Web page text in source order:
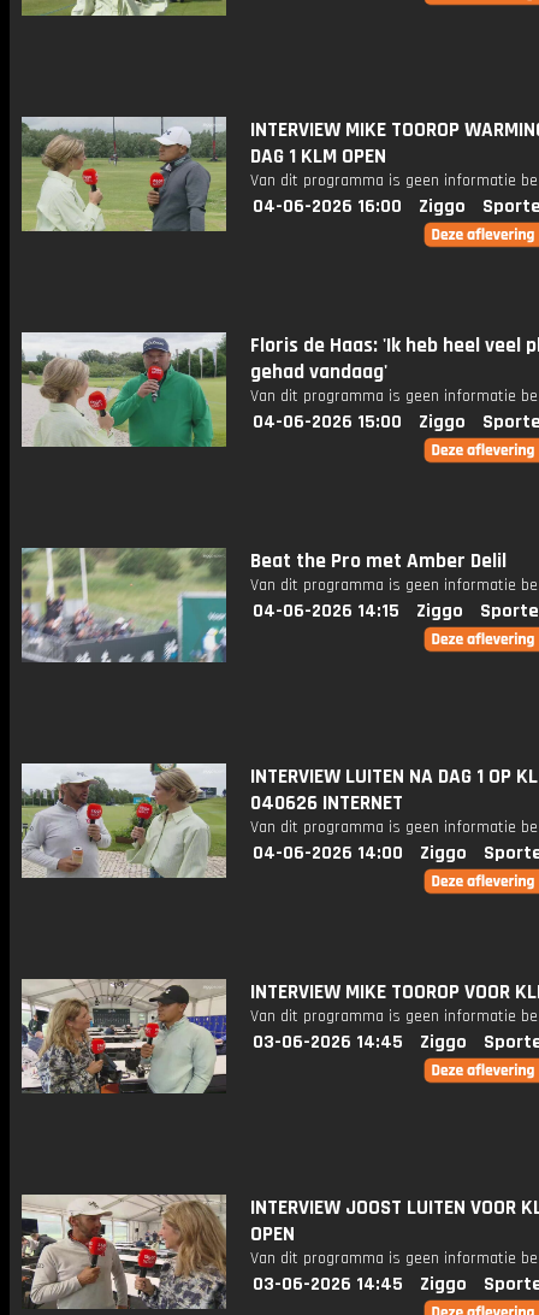
INTERVIEW MIKE TOOROP
DAG 1 KLM OPEN
Van dit programma is geen informatie
04-06-2026 16:00 Ziggo
Floris de Haas: 'Ik heb heel veel
gehad vandaag'
Van dit programma is geen informatie
04-06-2026 15:00 Ziggo
Beat the Pro met Amber Delil
Van dit programma is geen informatie
04-06-2026 14:15 Ziggo
INTERVIEW LUITEN NA DAG 1 OP
040626 INTERNET
Van dit programma is geen informatie
04-06-2026 14:00 Ziggo
INTERVIEW MIKE TOOROP VOOR
Van dit programma is geen informatie
03-06-2026 14:45 Ziggo
INTERVIEW JOOST LUITEN VOOR
OPEN
Van dit programma is geen informatie
03-06-2026 14:45 Ziggo